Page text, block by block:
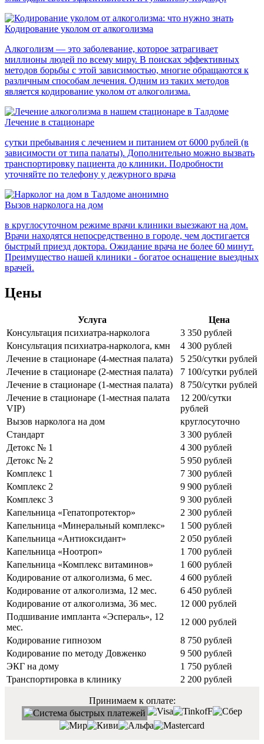
Кодирование уколом от алкоголизма
Алкоголизм — это заболевание, которое затрагивает
миллионы людей по всему миру. В поисках эффективных
методов борьбы с этой зависимостью, многие обращаются к
различным способам лечения. Одним из таких методов
является кодирование уколом от алкоголизма.
Лечение в стационаре
сутки пребывания с лечением и питанием от 6000 рублей (в
зависимости от типа палаты). Дополнительно можно вызвать
транспортировку пациента до клиники. Подробности
уточняйте по телефону у дежурного врача
Вызов нарколога на дом
в круглосуточном режиме врачи клиники выезжают на дом.
Врачи находятся непосредственно в городе, чем достигается
быстрый приезд доктора. Ожидание врача не более 60 минут.
Преимущество нашей клиники - богатое оснащение выездных
врачей.
Цены
Услуга
Цена
Консультация психиатра-нарколога
3 350 рублей
Консультация психиатра-нарколога, кмн
4 300 рублей
Лечение в стационаре (4-местная палата)
5 250/сутки рублей
Лечение в стационаре (2-местная палата)
7 100/сутки рублей
Лечение в стационаре (1-местная палата)
8 750/сутки рублей
Лечение в стационаре (1-местная палата
VIP)
12 200/сутки
рублей
Вызов нарколога на дом
круглосуточно
Стандарт
3 300 рублей
Детокс № 1
4 300 рублей
Детокс № 2
5 950 рублей
Комплекс 1
7 300 рублей
Комплекс 2
9 900 рублей
Комплекс 3
9 300 рублей
Капельница «Гепатопротектор»
2 300 рублей
Капельница «Минеральный комплекс»
1 500 рублей
Капельница «Антиоксидант»
2 050 рублей
Капельница «Ноотроп»
1 700 рублей
Капельница «Комплекс витаминов»
1 600 рублей
Кодирование от алкоголизма, 6 мес.
4 600 рублей
Кодирование от алкоголизма, 12 мес.
6 450 рублей
Кодирование от алкоголизма, 36 мес.
12 000 рублей
Подшивание импланта «Эспераль», 12
мес.
12 000 рублей
Кодирование гипнозом
8 750 рублей
Кодирование по методу Довженко
9 500 рублей
ЭКГ на дому
1 750 рублей
Транспортировка в клинику
2 200 рублей
Принимаем к оплате: